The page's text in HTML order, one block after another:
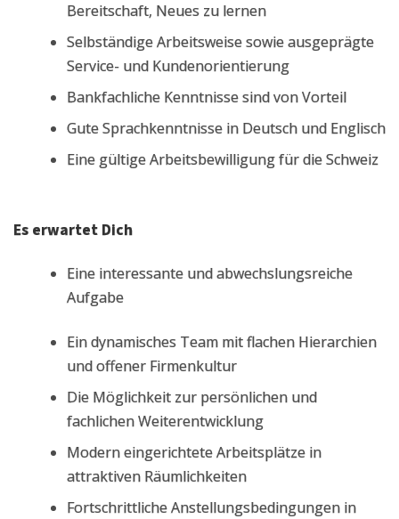
Bereitschaft, Neues zu lernen
Selbständige Arbeitsweise sowie ausgeprägte
Service- und Kundenorientierung
Bankfachliche Kenntnisse sind von Vorteil
Gute Sprachkenntnisse in Deutsch und Englisch
Eine gültige Arbeitsbewilligung für die Schweiz
Es erwartet Dich
Eine interessante und abwechslungsreiche
Aufgabe
Ein dynamisches Team mit flachen Hierarchien
und offener Firmenkultur
Die Möglichkeit zur persönlichen und
fachlichen Weiterentwicklung
Modern eingerichtete Arbeitsplätze in
attraktiven Räumlichkeiten
Fortschrittliche Anstellungsbedingungen in